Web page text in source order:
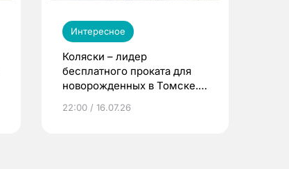
Интересное
Коляски – лидер
бесплатного проката для
новорожденных в Томске.
22:00 / 16.07.26